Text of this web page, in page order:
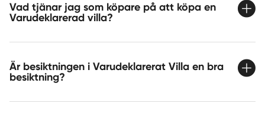
Vad tjänar jag som köpare på att köpa en
Varudeklarerad villa?
Är besiktningen i Varudeklarerat Villa en bra
besiktning?